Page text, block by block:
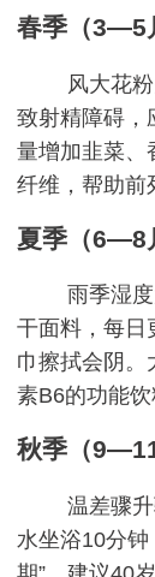
春季（3—5
风大花
致射精障碍，
量增加韭菜、
纤维，帮助前
夏季（6—8
雨季湿
干面料，每日
巾擦拭会阴。
素B6的功能饮
秋季（9—11
温差骤
水坐浴10分